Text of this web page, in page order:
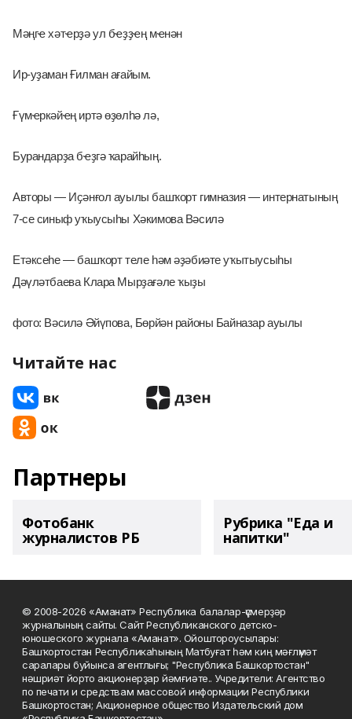
Мәңгҽ хәтҽрҙә ул бҽҙҙҽң мҽнән
Ир-уҙаман Ғилман ағайым.
Ғүмҽркәйҽң иртә өҙөлһә лә,
Бурандарҙа бҽҙгә ҡарайһың.
Авторы — Иҫәнғол ауылы башҡорт гимназия — интернатының
7-се синыф уҡыусыһы Хәкимова Вәсилә
Етәксеһе — башҡорт теле һәм әҙәбиәте уҡытыусыһы
Дәүләтбаева Клара Мырҙағәле ҡыҙы
фото: Вәсилә Әйүпова, Бөрйән районы Байназар ауылы
Читайте нас
Партнеры
Фотобанк
журналистов РБ
Рубрика "Еда и
напитки"
© 2008-2026 «Аманат» Республика балалар-үҫмерҙәр
журналының сайты. Сайт Республиканского детско-
юношеского журнала «Аманат». Ойоштороусылары:
Башҡортостан Республикаһының Матбуғат һәм киң мәғлүмәт
саралары буйынса агентлығы; "Республика Башкортостан"
нәшриәт йорто акционерҙар йәмғиәте.. Учредители: Агентство
по печати и средствам массовой информации Республики
Башкортостан; Акционерное общество Издательский дом